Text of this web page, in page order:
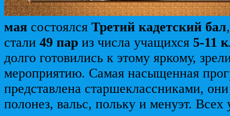
мая состоялся Третий кадетский бал
стали 49 пар из числа учащихся 5-11
долго готовились к этому яркому,
мероприятию. Самая насыщенная
представлена старшеклассниками,
полонез, вальс, польку и менуэт. Всех